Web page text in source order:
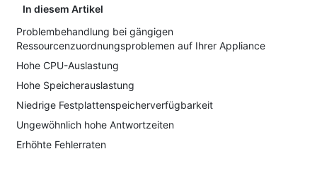
In diesem Artikel
Problembehandlung bei gängigen
Ressourcenzuordnungsproblemen auf Ihrer Appliance
Hohe CPU-Auslastung
Hohe Speicherauslastung
Niedrige Festplattenspeicherverfügbarkeit
Ungewöhnlich hohe Antwortzeiten
Erhöhte Fehlerraten